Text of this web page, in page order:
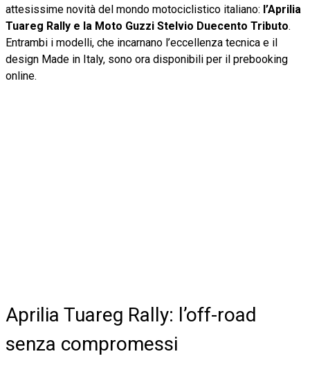
attesissime novità del mondo motociclistico italiano: l’Aprilia
Tuareg Rally e la Moto Guzzi Stelvio Duecento Tributo.
Entrambi i modelli, che incarnano l’eccellenza tecnica e il
design Made in Italy, sono ora disponibili per il prebooking
online.
Aprilia Tuareg Rally: l’off-road
senza compromessi